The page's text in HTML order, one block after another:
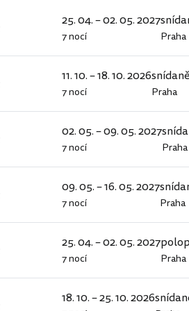
25. 04. – 02. 05. 2027
7 nocí Praha
11. 10. – 18. 10. 2026
7 nocí
snídaně
Praha
02. 05. – 09. 05. 2027
7 nocí Praha
09. 05. – 16. 05. 2027
7 nocí Praha
25. 04. – 02. 05. 2027
7 nocí Praha
18. 10. – 25. 10. 2026